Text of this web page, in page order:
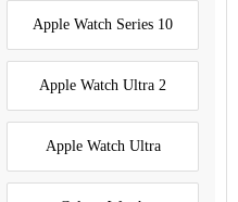
Apple Watch Series 10
Apple Watch Ultra 2
Apple Watch Ultra